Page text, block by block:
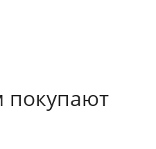
покупают